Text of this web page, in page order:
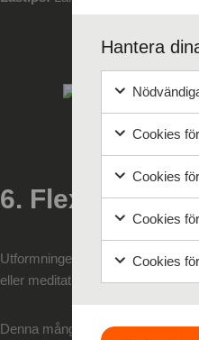
6. Flexibilitet
Utformningen av vilrum bör vara
eller meditation, utrymmen för
Denna mångsidighet säkerställer
Hantera
Cookies
Cookies
Cookies
Cookies